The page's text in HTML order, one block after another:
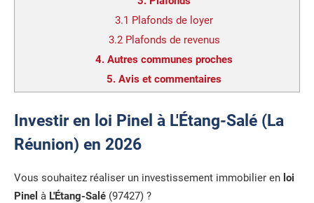
3.1 Plafonds de loyer
3.2 Plafonds de revenus
4. Autres communes proches
5. Avis et commentaires
Investir en loi Pinel à L'Étang-Salé (La
Réunion) en 2026
Vous souhaitez réaliser un investissement immobilier en loi
Pinel à L'Étang-Salé (97427) ?